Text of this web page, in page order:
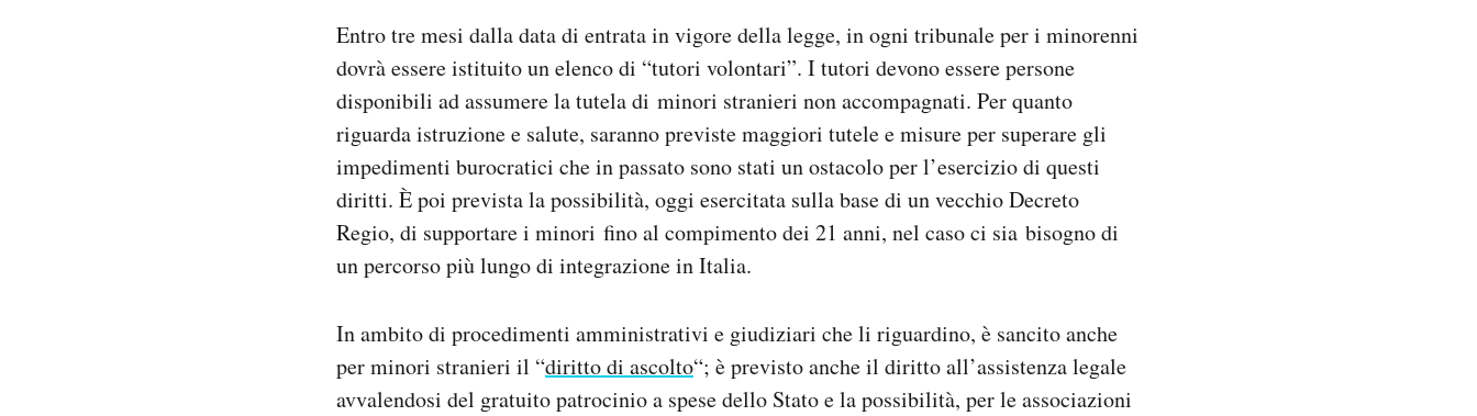
Entro tre mesi dalla data di entrata in vigore della legge, in ogni tribunale per i minorenni
dovrà essere istituito un elenco di “tutori volontari”. I tutori devono essere persone
disponibili ad assumere la tutela di minori stranieri non accompagnati. Per quanto
riguarda istruzione e salute, saranno previste maggiori tutele e misure per superare gli
impedimenti burocratici che in passato sono stati un ostacolo per l’esercizio di questi
diritti. È poi prevista la possibilità, oggi esercitata sulla base di un vecchio Decreto
Regio, di supportare i minori fino al compimento dei 21 anni, nel caso ci sia bisogno di
un percorso più lungo di integrazione in Italia.
In ambito di procedimenti amministrativi e giudiziari che li riguardino, è sancito anche
per minori stranieri il “diritto di ascolto“; è previsto anche il diritto all’assistenza legale
avvalendosi del gratuito patrocinio a spese dello Stato e la possibilità, per le associazioni